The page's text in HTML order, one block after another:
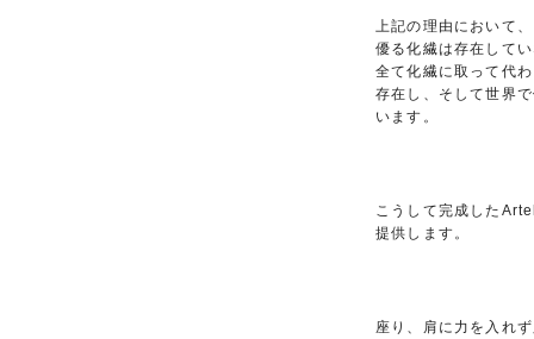
上記の理由において
優る化繊は存在して
全て化繊に取って代
存在し、そして世界
います。
こうして完成した
提供します。
座り、肩に力を入れ